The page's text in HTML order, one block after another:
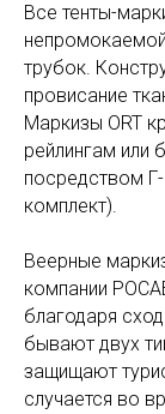
Все тенты-
трубок.
провисание
Маркизы ORT
рейлингам или
посредством
комплект).
Веерные
компании
благодаря
бывают двух
защищают
случается во